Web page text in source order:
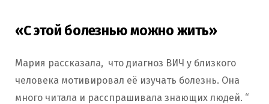
«С этой болезнью можно жить»
Мария рассказала, что диагноз ВИЧ у близкого
человека мотивировал её изучать болезнь. Она
много читала и расспрашивала знающих людей. “